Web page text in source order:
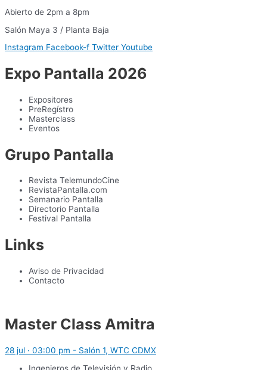
Abierto de 2pm a 8pm
Salón Maya 3 / Planta Baja
Instagram Facebook-f Twitter Youtube
Expo Pantalla 2026
Expositores
PreRegístro
Masterclass
Eventos
Grupo Pantalla
Revista TelemundoCine
RevistaPantalla.com
Semanario Pantalla
Directorio Pantalla
Festival Pantalla
Links
Aviso de Privacidad
Contacto
Master Class Amitra
28 jul · 03:00 pm - Salón 1, WTC CDMX
Ingenieros de Televisión y Radio